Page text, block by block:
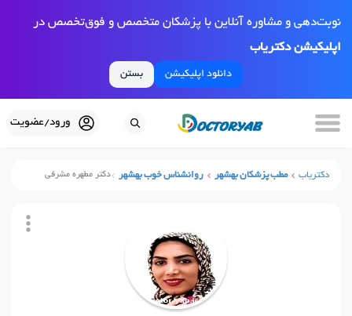
نوبت‌دهی و مشاوره آنلاین با پزشکان متخصص و فوق‌تخصص در
اپلیکیشن دکتریاب
دانلود اپلیکیشن بستن
ورود/عضویت
دکتریاب مطب پزشکان بهشهر روانشناس خوب بهشهر دکتر مطهره مشرفی